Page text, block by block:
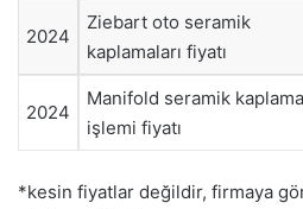
2024
Ziebart oto seramik
kaplamaları fiyatı
2024
Manifold seramik kaplama
işlemi fiyatı
*kesin fiyatlar değildir, firmaya